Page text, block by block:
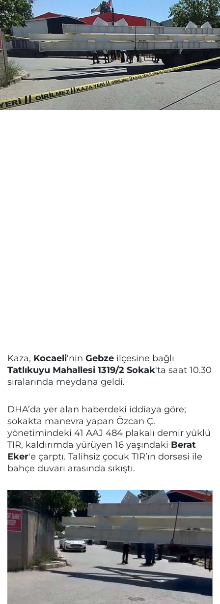
Kaza, Kocaeli’nin Gebze ilçesine bağlı
Tatlıkuyu Mahallesi 1319/2 Sokak'ta saat 10.30
sıralarında meydana geldi.
DHA’da yer alan haberdeki iddiaya göre;
sokakta manevra yapan Özcan Ç.
yönetimindeki 41 AAJ 484 plakalı demir yüklü
TIR, kaldırımda yürüyen 16 yaşındaki Berat
Eker'e çarptı. Talihsiz çocuk TIR’ın dorsesi ile
bahçe duvarı arasında sıkıştı.